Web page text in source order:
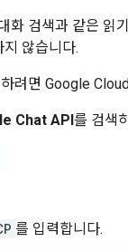
화 검색과 같은
지 않습니다.
려면 Google
Chat API를 검색
를 입력합니다.